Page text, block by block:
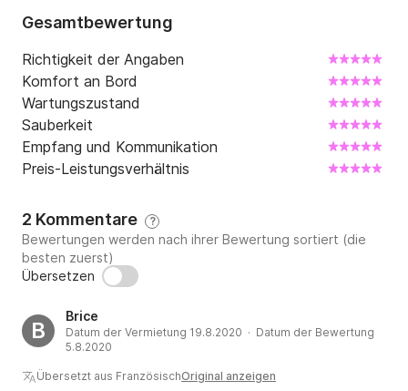
Gesamtbewertung
Richtigkeit der Angaben
Komfort an Bord
Wartungszustand
Sauberkeit
Empfang und Kommunikation
Preis-Leistungsverhältnis
2 Kommentare ?
Bewertungen werden nach ihrer Bewertung sortiert (die
besten zuerst)
Übersetzen
B
Brice
Datum der Vermietung 19.8.2020 · Datum der Bewertung
5.8.2020
Übersetzt aus FranzösischOriginal anzeigen